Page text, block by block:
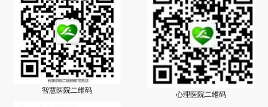
智慧医院二维码
心理医院二维码